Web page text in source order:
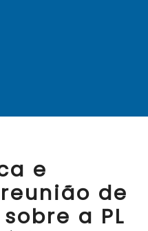
e
de
a PL